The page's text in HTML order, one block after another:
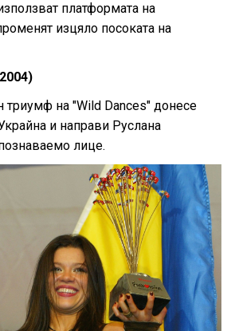
платформата на
изцяло посоката на
триумф на "Wild Dances" донесе
и направи Руслана
лице.